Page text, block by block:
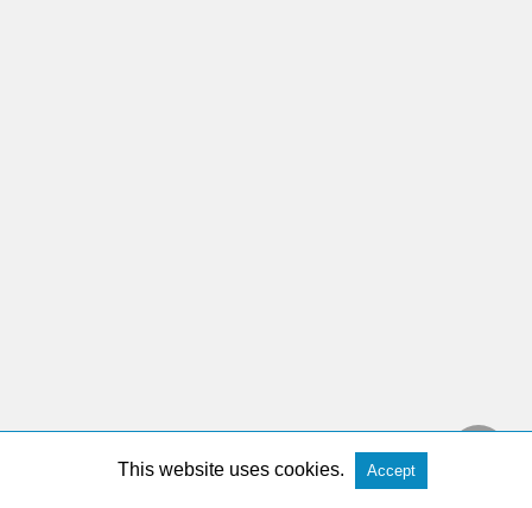
This website uses cookies. Accept